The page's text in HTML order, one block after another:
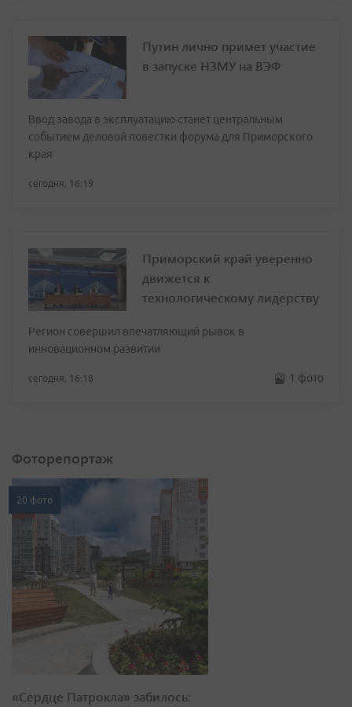
Путин лично примет участие
в запуске НЗМУ на ВЭФ
Ввод завода в эксплуатацию станет центральным
событием деловой повестки форума для Приморского
края
сегодня, 16:19
Приморский край уверенно
движется к
технологическому лидерству
Регион совершил впечатляющий рывок в
инновационном развитии
сегодня, 16:18 1 фото
Фоторепортаж
20 фото
«Сердце Патрокла» забилось: